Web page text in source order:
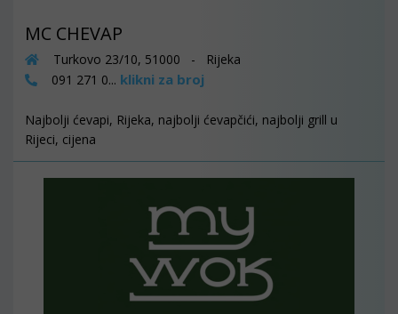
MC CHEVAP
Turkovo 23/10, 51000 - Rijeka
091 271 0... klikni za broj
Najbolji ćevapi, Rijeka, najbolji ćevapčići, najbolji grill u
Rijeci, cijena